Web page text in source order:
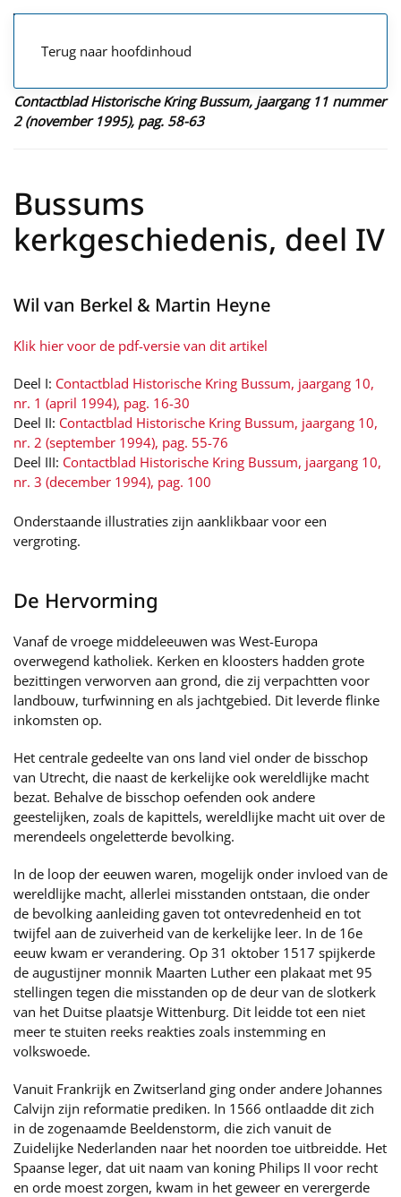
Terug naar hoofdinhoud
Contactblad Historische Kring Bussum, jaargang 11 nummer
2 (november 1995), pag. 58-63
Bussums
kerkgeschiedenis, deel IV
Wil van Berkel & Martin Heyne
Klik hier voor de pdf-versie van dit artikel
Deel I: Contactblad Historische Kring Bussum, jaargang 10,
nr. 1 (april 1994), pag. 16-30
Deel II: Contactblad Historische Kring Bussum, jaargang 10,
nr. 2 (september 1994), pag. 55-76
Deel III: Contactblad Historische Kring Bussum, jaargang 10,
nr. 3 (december 1994), pag. 100
Onderstaande illustraties zijn aanklikbaar voor een
vergroting.
De Hervorming
Vanaf de vroege middeleeuwen was West-Europa
overwegend katholiek. Kerken en kloosters hadden grote
bezittingen verworven aan grond, die zij verpachtten voor
landbouw, turfwinning en als jachtgebied. Dit leverde flinke
inkomsten op.
Het centrale gedeelte van ons land viel onder de bisschop
van Utrecht, die naast de kerkelijke ook wereldlijke macht
bezat. Behalve de bisschop oefenden ook andere
geestelijken, zoals de kapittels, wereldlijke macht uit over de
merendeels ongeletterde bevolking.
In de loop der eeuwen waren, mogelijk onder invloed van de
wereldlijke macht, allerlei misstanden ontstaan, die onder
de bevolking aanleiding gaven tot ontevredenheid en tot
twijfel aan de zuiverheid van de kerkelijke leer. In de 16e
eeuw kwam er verandering. Op 31 oktober 1517 spijkerde
de augustijner monnik Maarten Luther een plakaat met 95
stellingen tegen die misstanden op de deur van de slotkerk
van het Duitse plaatsje Wittenburg. Dit leidde tot een niet
meer te stuiten reeks reakties zoals instemming en
volkswoede.
Vanuit Frankrijk en Zwitserland ging onder andere Johannes
Calvijn zijn reformatie prediken. In 1566 ontlaadde dit zich
in de zogenaamde Beeldenstorm, die zich vanuit de
Zuidelijke Nederlanden naar het noorden toe uitbreidde. Het
Spaanse leger, dat uit naam van koning Philips II voor recht
en orde moest zorgen, kwam in het geweer en verergerde